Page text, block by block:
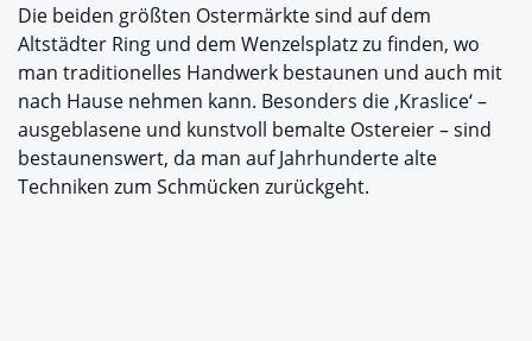
Die beiden größten Ostermärkte sind auf dem
Altstädter Ring und dem Wenzelsplatz zu finden, wo
man traditionelles Handwerk bestaunen und auch mit
nach Hause nehmen kann. Besonders die ‚Kraslice‘ –
ausgeblasene und kunstvoll bemalte Ostereier – sind
bestaunenswert, da man auf Jahrhunderte alte
Techniken zum Schmücken zurückgeht.